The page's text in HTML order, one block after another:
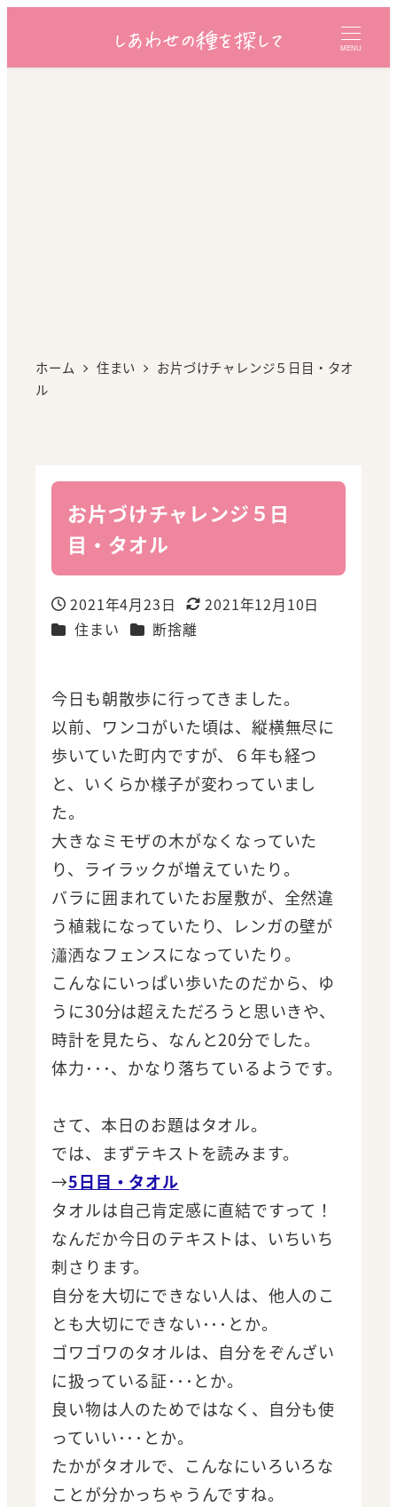
MENU
ホーム 住まい
お片づけチャレンジ５日目・タオ
ル
お片づけチャレンジ５日
目・タオル
投稿日
2021年4月23日
更新日
2021年12月10日
カテゴリー
住まい カテゴリー
断捨離
今日も朝散歩に行ってきました。
以前、ワンコがいた頃は、縦横無尽に
歩いていた町内ですが、６年も経つ
と、いくらか様子が変わっていまし
た。
大きなミモザの木がなくなっていた
り、ライラックが増えていたり。
バラに囲まれていたお屋敷が、全然違
う植栽になっていたり、レンガの壁が
瀟洒なフェンスになっていたり。
こんなにいっぱい歩いたのだから、ゆ
うに30分は超えただろうと思いきや、
時計を見たら、なんと20分でした。
体力･･･、かなり落ちているようです。
さて、本日のお題はタオル。
では、まずテキストを読みます。
→5日目・タオル
タオルは自己肯定感に直結ですって！
なんだか今日のテキストは、いちいち
刺さります。
自分を大切にできない人は、他人のこ
とも大切にできない･･･とか。
ゴワゴワのタオルは、自分をぞんざい
に扱っている証･･･とか。
良い物は人のためではなく、自分も使
っていい･･･とか。
たかがタオルで、こんなにいろいろな
ことが分かっちゃうんですね。